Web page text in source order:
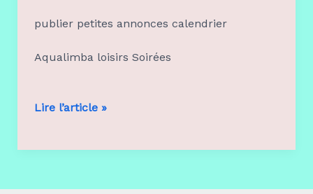
publier petites annonces calendrier
Aqualimba loisirs Soirées
DEMO
Lire l’article »